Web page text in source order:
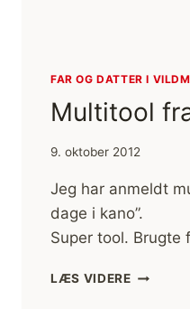
FAR OG DATTER I
Multitool
9. oktober 2012
Jeg har anmeldt
dage i kano”.
Super tool. Brugte
LÆS VIDERE